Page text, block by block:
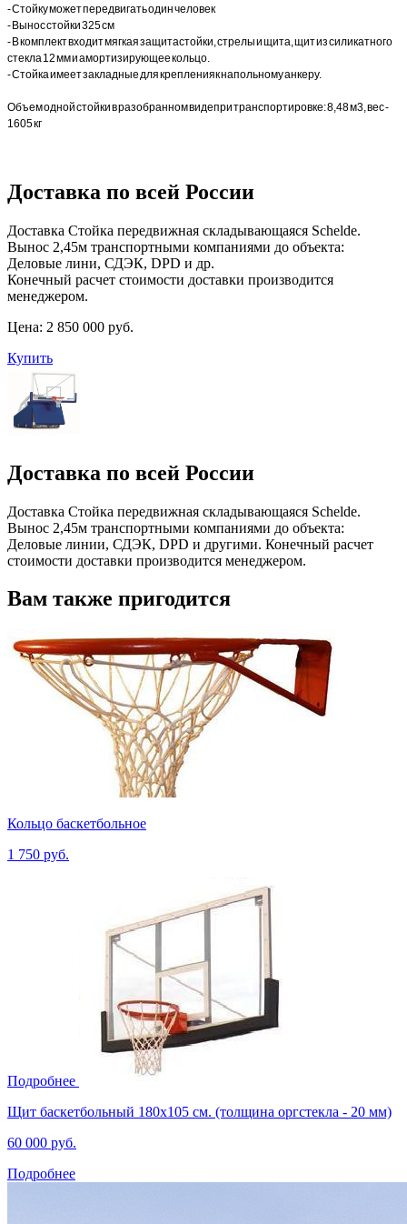
- Стойку может передвигать один человек
- Вынос стойки 325 см
- В комплект входит мягкая защита стойки, стрелы и щита, щит из силикатного
стекла 12 мм и амортизирующее кольцо.
- Стойка имеет закладные для крепления к напольному анкеру.
Объем одной стойки в разобранном виде при транспортировке: 8,48 м3, вес -
1605 кг
Доставка по всей России
Доставка Стойка передвижная складывающаяся Schelde.
Вынос 2,45м транспортными компаниями до объекта:
Деловые лини, СДЭК, DPD и др.
Конечный расчет стоимости доставки производится
менеджером.
Цена: 2 850 000 руб.
Купить
Доставка по всей России
Доставка Стойка передвижная складывающаяся Schelde.
Вынос 2,45м транспортными компаниями до объекта:
Деловые линии, СДЭК, DPD и другими. Конечный расчет
стоимости доставки производится менеджером.
Вам также пригодится
Кольцо баскетбольное
1 750 руб.
Подробнее
Щит баскетбольный 180х105 см. (толщина оргстекла - 20 мм)
60 000 руб.
Подробнее